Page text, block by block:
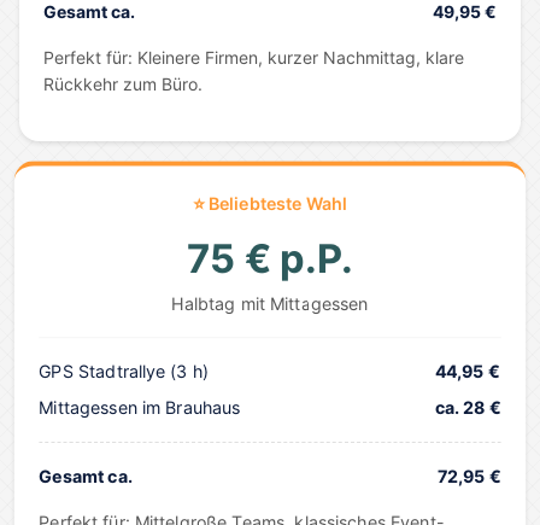
Gesamt ca. 49,95 €
Perfekt für: Kleinere Firmen, kurzer Nachmittag, klare
Rückkehr zum Büro.
⭐ Beliebteste Wahl
75 € p.P.
Halbtag mit Mittagessen
GPS Stadtrallye (3 h)
44,95 €
Mittagessen im Brauhaus
ca. 28 €
Gesamt ca. 72,95 €